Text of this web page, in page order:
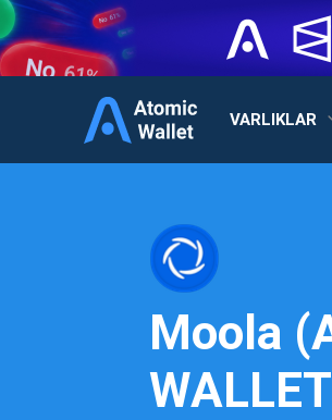
VARLIKLAR
Moola